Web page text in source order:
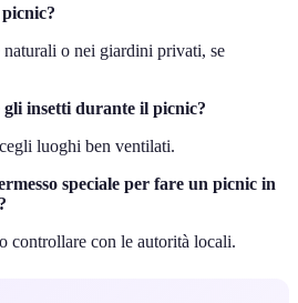
o nei giardini privati, se
gli insetti durante il picnic?
luoghi ben ventilati.
speciale per fare un picnic in
controllare con le autorità locali.